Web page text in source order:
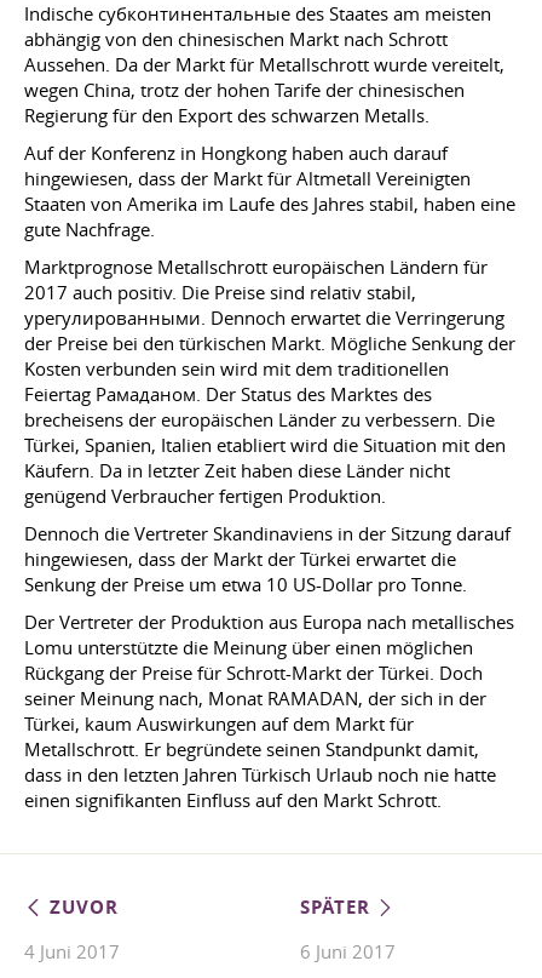
Indische субконтинентальные des Staates am meisten
abhängig von den chinesischen Markt nach Schrott
Aussehen. Da der Markt für Metallschrott wurde vereitelt,
wegen China, trotz der hohen Tarife der chinesischen
Regierung für den Export des schwarzen Metalls.
Auf der Konferenz in Hongkong haben auch darauf
hingewiesen, dass der Markt für Altmetall Vereinigten
Staaten von Amerika im Laufe des Jahres stabil, haben eine
gute Nachfrage.
Marktprognose Metallschrott europäischen Ländern für
2017 auch positiv. Die Preise sind relativ stabil,
урегулированными. Dennoch erwartet die Verringerung
der Preise bei den türkischen Markt. Mögliche Senkung der
Kosten verbunden sein wird mit dem traditionellen
Feiertag Рамаданом. Der Status des Marktes des
brecheisens der europäischen Länder zu verbessern. Die
Türkei, Spanien, Italien etabliert wird die Situation mit den
Käufern. Da in letzter Zeit haben diese Länder nicht
genügend Verbraucher fertigen Produktion.
Dennoch die Vertreter Skandinaviens in der Sitzung darauf
hingewiesen, dass der Markt der Türkei erwartet die
Senkung der Preise um etwa 10 US-Dollar pro Tonne.
Der Vertreter der Produktion aus Europa nach metallisches
Lomu unterstützte die Meinung über einen möglichen
Rückgang der Preise für Schrott-Markt der Türkei. Doch
seiner Meinung nach, Monat RAMADAN, der sich in der
Türkei, kaum Auswirkungen auf dem Markt für
Metallschrott. Er begründete seinen Standpunkt damit,
dass in den letzten Jahren Türkisch Urlaub noch nie hatte
einen signifikanten Einfluss auf den Markt Schrott.
ZUVOR
4 Juni 2017
SPÄTER
6 Juni 2017